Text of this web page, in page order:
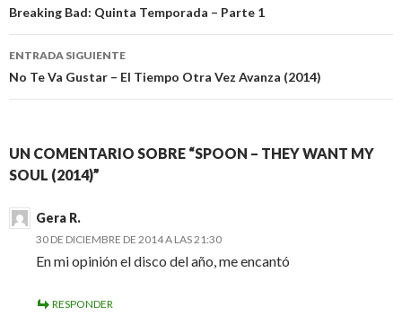
de
entradas
Breaking Bad: Quinta Temporada – Parte 1
ENTRADA SIGUIENTE
No Te Va Gustar – El Tiempo Otra Vez Avanza (2014)
UN COMENTARIO SOBRE “SPOON – THEY WANT MY
SOUL (2014)”
Gera R.
30 DE DICIEMBRE DE 2014 A LAS 21:30
En mi opinión el disco del año, me encantó
RESPONDER